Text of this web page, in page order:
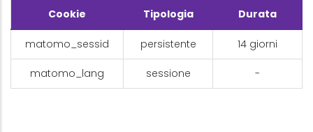
Cookie Tipologia Durata
matomo_sessid persistente 14 giorni
matomo_lang sessione -